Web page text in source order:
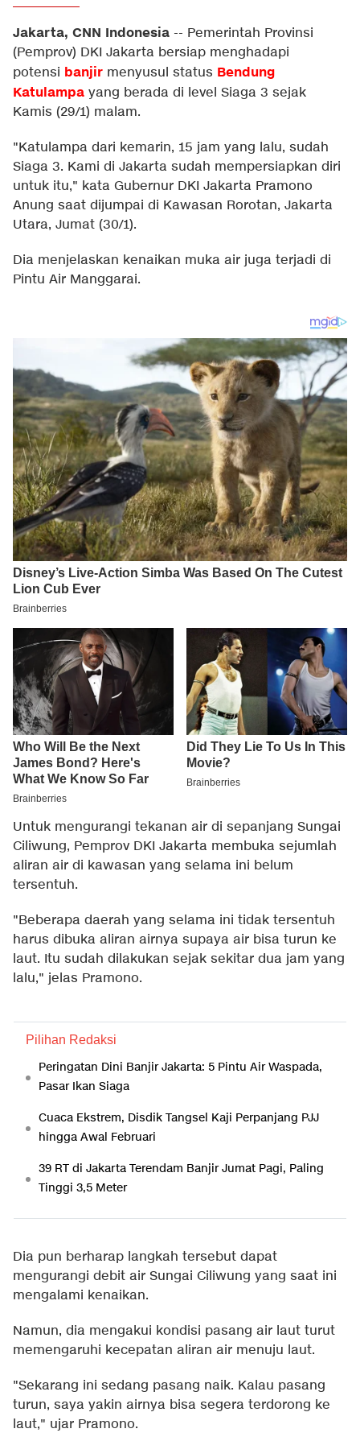
Jakarta, CNN Indonesia -- Pemerintah Provinsi
(Pemprov) DKI Jakarta bersiap menghadapi
potensi banjir menyusul status Bendung
Katulampa yang berada di level Siaga 3 sejak
Kamis (29/1) malam.
"Katulampa dari kemarin, 15 jam yang lalu, sudah
Siaga 3. Kami di Jakarta sudah mempersiapkan diri
untuk itu," kata Gubernur DKI Jakarta Pramono
Anung saat dijumpai di Kawasan Rorotan, Jakarta
Utara, Jumat (30/1).
Dia menjelaskan kenaikan muka air juga terjadi di
Pintu Air Manggarai.
Untuk mengurangi tekanan air di sepanjang Sungai
Ciliwung, Pemprov DKI Jakarta membuka sejumlah
aliran air di kawasan yang selama ini belum
tersentuh.
"Beberapa daerah yang selama ini tidak tersentuh
harus dibuka aliran airnya supaya air bisa turun ke
laut. Itu sudah dilakukan sejak sekitar dua jam yang
lalu," jelas Pramono.
Pilihan Redaksi
Peringatan Dini Banjir Jakarta: 5 Pintu Air Waspada,
Pasar Ikan Siaga
Cuaca Ekstrem, Disdik Tangsel Kaji Perpanjang PJJ
hingga Awal Februari
39 RT di Jakarta Terendam Banjir Jumat Pagi, Paling
Tinggi 3,5 Meter
Dia pun berharap langkah tersebut dapat
mengurangi debit air Sungai Ciliwung yang saat ini
mengalami kenaikan.
Namun, dia mengakui kondisi pasang air laut turut
memengaruhi kecepatan aliran air menuju laut.
"Sekarang ini sedang pasang naik. Kalau pasang
turun, saya yakin airnya bisa segera terdorong ke
laut," ujar Pramono.